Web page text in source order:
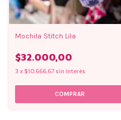
Mochila Stitch Lila
$32.000,00
3 x $10.666,67 sin interés